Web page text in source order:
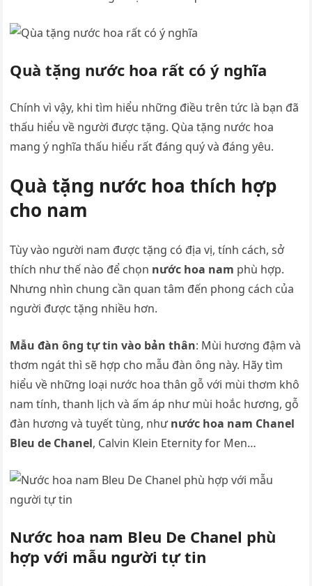
Quà tặng nước hoa rất có ý nghĩa
Chính vì vậy, khi tìm hiểu những điều trên tức là bạn đã
thấu hiểu về người được tặng. Qùa tặng nước hoa
mang ý nghĩa thấu hiểu rất đáng quý và đáng yêu.
Quà tặng nước hoa thích hợp
cho nam
Tùy vào người nam được tặng có địa vị, tính cách, sở
thích như thế nào để chọn nước hoa nam phù hợp.
Nhưng nhìn chung cần quan tâm đến phong cách của
người được tặng nhiều hơn.
Mẫu đàn ông tự tin vào bản thân: Mùi hương đậm và
thơm ngát thì sẽ hợp cho mẫu đàn ông này. Hãy tìm
hiểu về những loại nước hoa thân gỗ với mùi thơm khô
nam tính, thanh lịch và ấm áp như mùi hoắc hương, gỗ
đàn hương và tuyết tùng, nhưnước hoa nam Chanel
Bleu de Chanel, Calvin Klein Eternity for Men…
Nước hoa nam Bleu De Chanel phù
hợp với mẫu người tự tin